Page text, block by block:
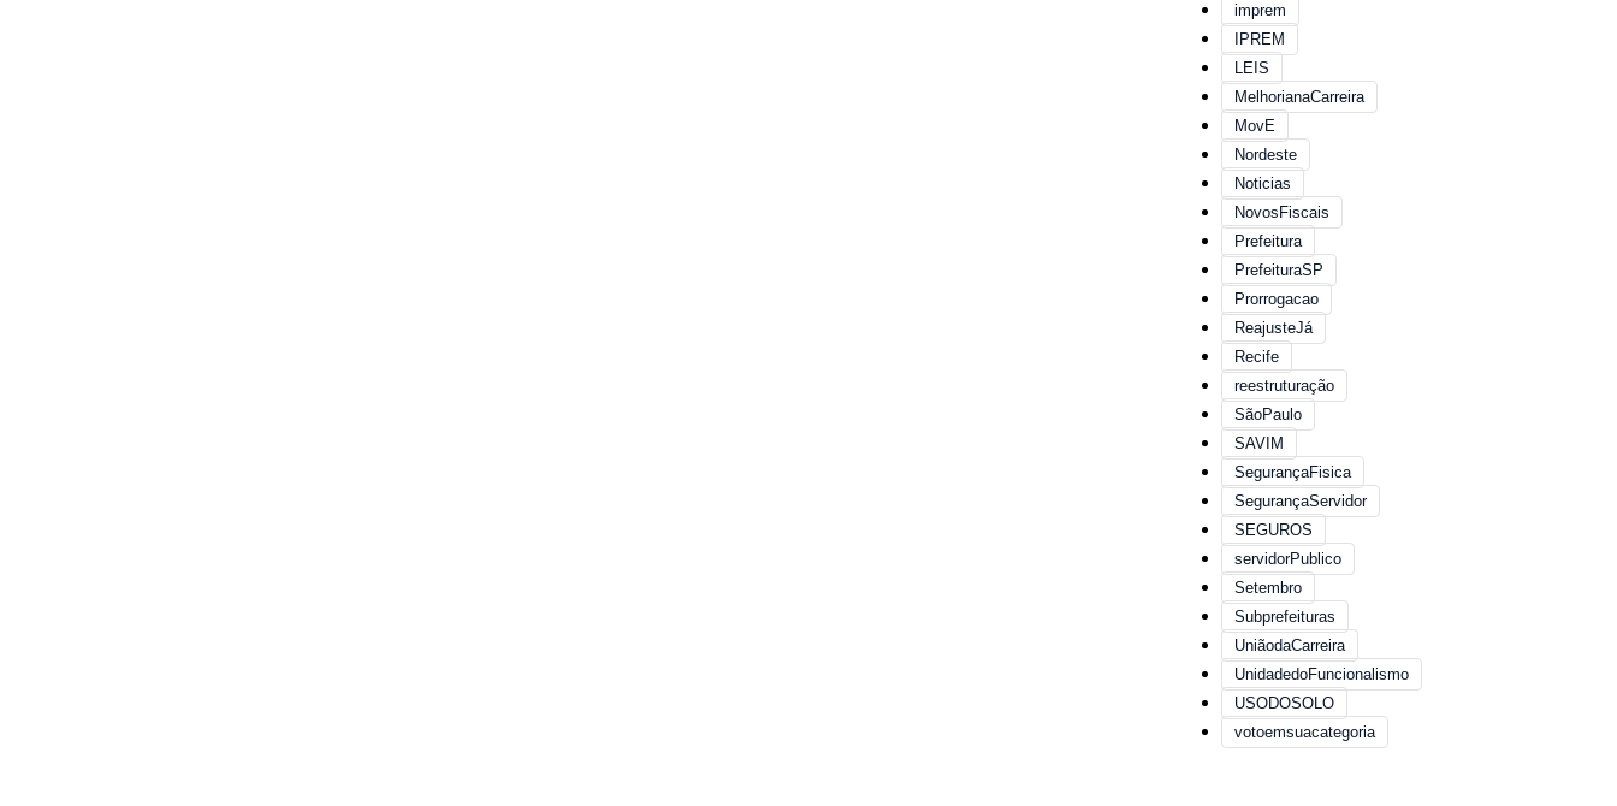
imprem
IPREM
LEIS
MelhorianaCarreira
MovE
Nordeste
Noticias
NovosFiscais
Prefeitura
PrefeituraSP
Prorrogacao
ReajusteJá
Recife
reestruturação
SãoPaulo
SAVIM
SegurançaFisica
SegurançaServidor
SEGUROS
servidorPublico
Setembro
Subprefeituras
UniãodaCarreira
UnidadedoFuncionalismo
USODOSOLO
votoemsuacategoria